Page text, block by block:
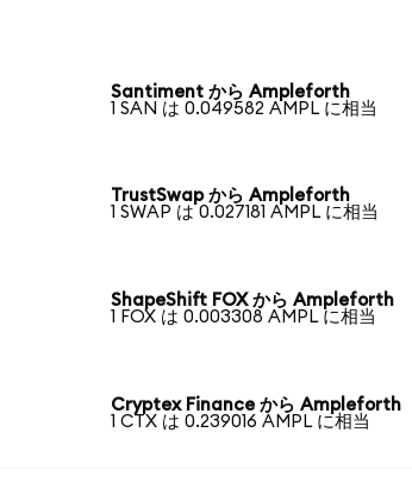
Santiment から Ampleforth
1 SAN は 0.049582 AMPL に相当
TrustSwap から Ampleforth
1 SWAP は 0.027181 AMPL に相当
ShapeShift FOX から Ampleforth
1 FOX は 0.003308 AMPL に相当
Cryptex Finance から Ampleforth
1 CTX は 0.239016 AMPL に相当